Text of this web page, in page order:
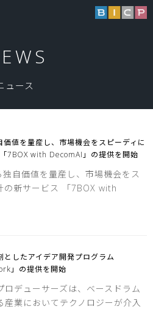
ュース
値を量産し、市場機会をスピーディに
7BOX with DecomAI」の提供を開始
自価値を量産し、市場機会をス
の新サービス 「7BOX with
したアイデア開発プログラム
」の提供を開始
デューサーズは、ベースドラム
業においてテクノロジーが介入